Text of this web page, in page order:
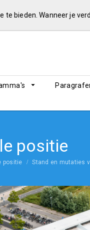
te bieden. Wanneer je
positie
positie Stand en mutaties